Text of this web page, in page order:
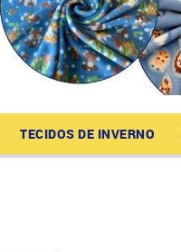
TECIDOS DE INVERNO